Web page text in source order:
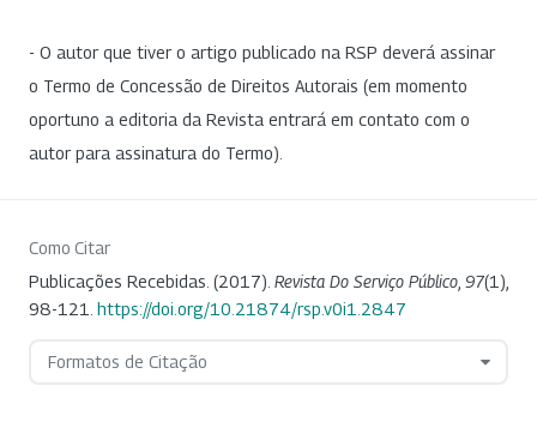
- O autor que tiver o artigo publicado na RSP deverá assinar
o Termo de Concessão de Direitos Autorais (em momento
oportuno a editoria da Revista entrará em contato com o
autor para assinatura do Termo).
Como Citar
Publicações Recebidas. (2017). Revista Do Serviço Público 97(1),
98-121. https://doi.org/10.21874/rsp.v0i1.2847
Formatos de Citação